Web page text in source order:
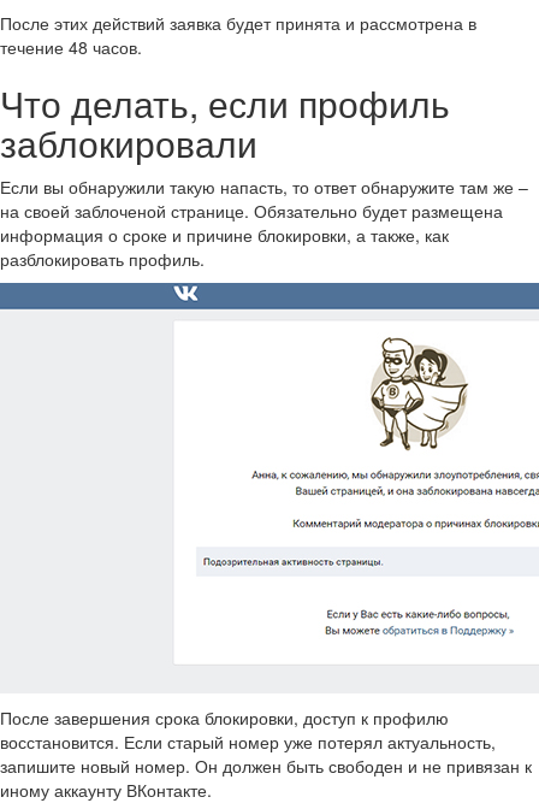
После этих действий заявка будет принята и рассмотрена в
течение 48 часов.
Что делать, если профиль
заблокировали
Если вы обнаружили такую напасть, то ответ обнаружите там же –
на своей заблоченой странице. Обязательно будет размещена
информация о сроке и причине блокировки, а также, как
разблокировать профиль.
После завершения срока блокировки, доступ к профилю
восстановится. Если старый номер уже потерял актуальность,
запишите новый номер. Он должен быть свободен и не привязан к
иному аккаунту ВКонтакте.